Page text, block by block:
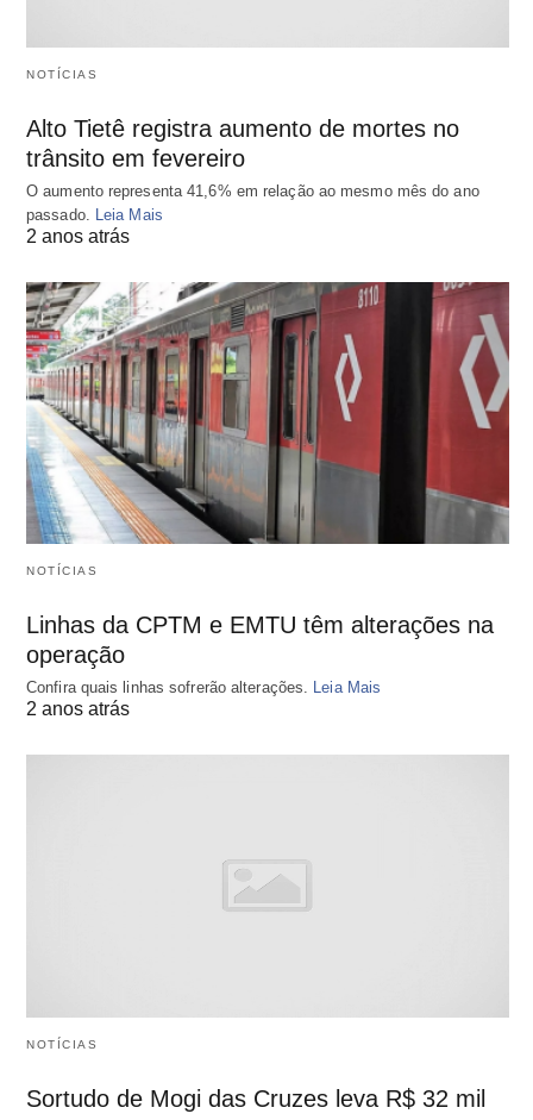
NOTÍCIAS
Alto Tietê registra aumento de mortes no
trânsito em fevereiro
O aumento representa 41,6% em relação ao mesmo mês do ano
passado.
Leia Mais
2 anos atrás
NOTÍCIAS
Linhas da CPTM e EMTU têm alterações na
operação
Confira quais linhas sofrerão alterações. Leia Mais
2 anos atrás
NOTÍCIAS
Sortudo de Mogi das Cruzes leva R$ 32 mil